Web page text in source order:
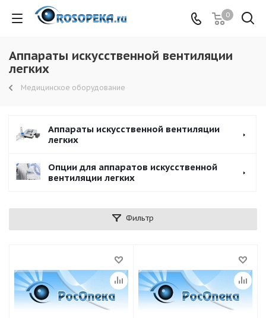
0
Аппараты искусственной вентиляции
легких
Медицинское оборудование
Аппараты искусственной вентиляции
легких
Опции для аппаратов искусственной
вентиляции легких
Фильтр